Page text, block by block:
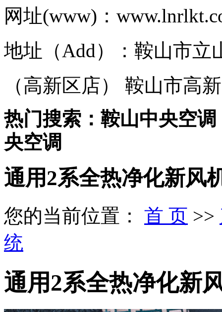
网址(www)：
地址（Add）：鞍山市立
（高新区店） 鞍山市高
热门搜索：鞍山中央空
央空调
通用2系全热净化新风
您的当前位置： 首 页 >>
统
通用2系全热净化新